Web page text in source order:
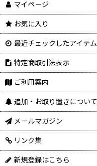
マイページ
お気に入り
最近チェックしたアイテム
特定商取引法表示
ご利用案内
追加・お取り置きについて
メールマガジン
リンク集
新規登録はこちら